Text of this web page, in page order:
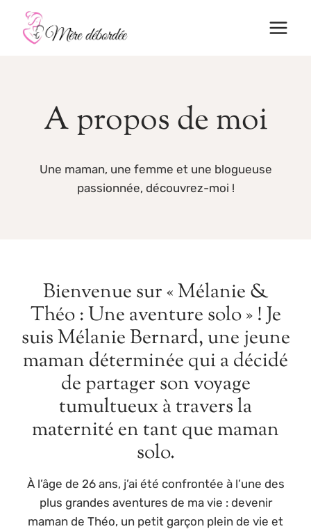
contenu
A propos de moi
Une maman, une femme et une blogueuse
passionnée, découvrez-moi !
Bienvenue sur « Mélanie &
Théo : Une aventure solo » ! Je
suis Mélanie Bernard, une jeune
maman déterminée qui a décidé
de partager son voyage
tumultueux à travers la
maternité en tant que maman
solo.
À l’âge de 26 ans, j’ai été confrontée à l’une des
plus grandes aventures de ma vie : devenir
maman de Théo, un petit garçon plein de vie et